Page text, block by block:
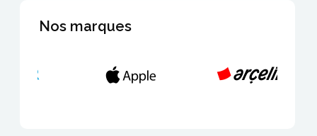
Nos marques